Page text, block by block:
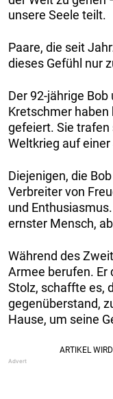
unsere Seele teilt.
Paare, die seit
dieses Gefühl nur
Der 92-jährige
Kretschmer
gefeiert. Sie
Weltkrieg auf
Diejenigen, die
Verbreiter von
und
ernster Mensch,
Während des
Armee berufen.
Stolz, schaffte es,
gegenüberstand,
Hause, um seine